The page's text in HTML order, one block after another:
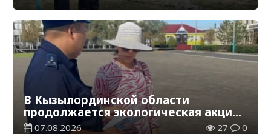
В Кызылординской области
продолжается экологическая акция
«Таза Қазақстан»
07.08.2026 27 0